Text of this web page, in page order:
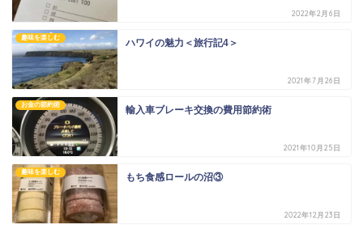
2022年2月6日
趣味を楽しむ ハワイの魅力＜旅行記4＞
2021年7月26日
お金の節約術 輸入車ブレーキ交換の費用節約術
2021年10月25日
趣味を楽しむ もち食感ロールの沼③
2022年12月23日